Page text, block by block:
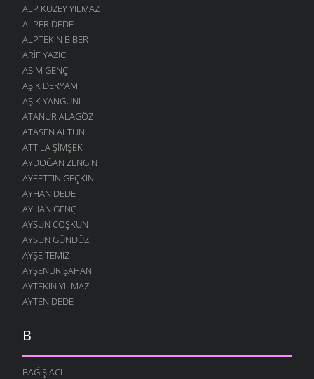
ALP KUZEY YILMAZ
ALPER DEDE
ALPTEKIN BIBER
ARIF YAZICI
ASIM GENÇ
AŞIK DERYAMI
AŞIK YANĞUNI
ATANUR ALAGÖZ
ATASEN ALTUN
ATTILA ŞIMŞEK
AYDOĞAN ZENGIN
AYFETTIN GEÇKIN
AYHAN DEDE
AYHAN GENÇ
AYSUN COŞKUN
AYSUN GÜNDÜZ
AYŞE TEMIZ
AYŞENUR ŞAHAN
AYTEKIN YILMAZ
AYTEN DEDE
B
BAĞIŞ ACI